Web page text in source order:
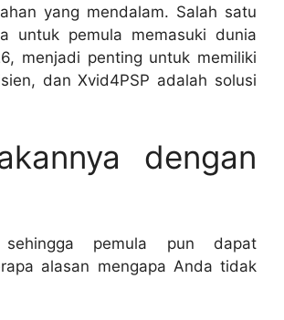
yang mendalam. Salah satu
untuk pemula memasuki dunia
menjadi penting untuk memiliki
dan Xvid4PSP adalah solusi
dengan
sehingga pemula pun dapat
alasan mengapa Anda tidak